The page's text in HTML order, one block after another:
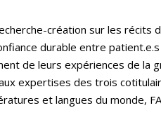
création sur les récits
durable entre
de leurs expériences de la
expertises des trois
et langues du monde,